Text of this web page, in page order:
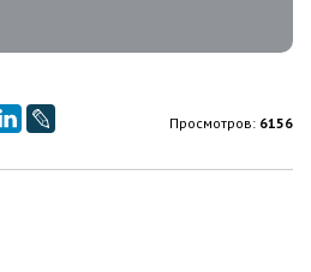
Просмотров: 6156